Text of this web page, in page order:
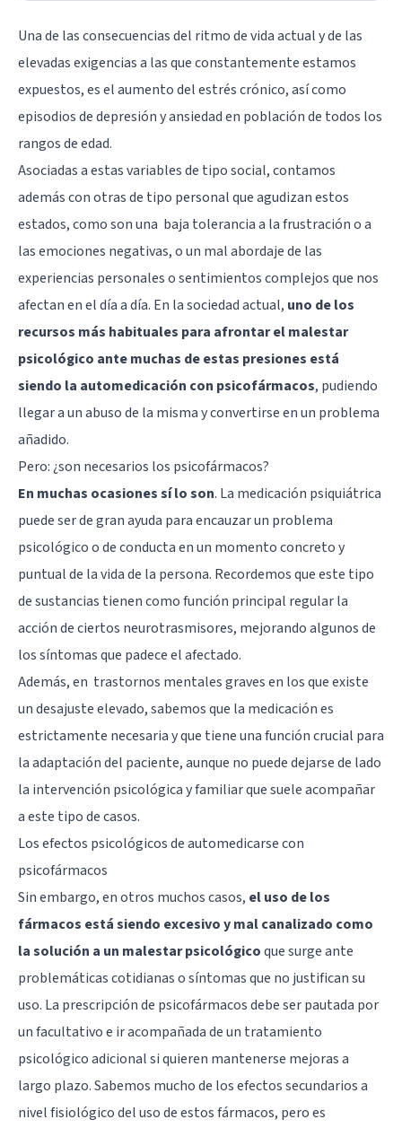
Una de las consecuencias del ritmo de vida actual y de las
elevadas exigencias a las que constantemente estamos
expuestos, es el aumento del estrés crónico, así como
episodios de depresiónyansiedaden población de todos los
rangos de edad.
Asociadas a estas variables de tipo social, contamos
además con otras de tipo personal que agudizan estos
estados, como son una baja tolerancia a la frustracióno a
las emociones negativas, o un mal abordaje de las
experiencias personales o sentimientos complejos que nos
afectan en el día a día. En la sociedad actual, uno de los
recursos más habituales para afrontar el malestar
psicológico ante muchas de estas presiones está
siendo la automedicación con psicofármacos, pudiendo
llegar a un abuso de la misma y convertirse en un problema
añadido.
Pero: ¿son necesarios los psicofármacos?
En muchas ocasiones sí lo son. La medicación psiquiátrica
puede ser de gran ayuda para encauzar un problema
psicológico o de conducta en un momento concreto y
puntual de la vida de la persona. Recordemos que este tipo
de sustancias tienen como función principal regular la
acción de ciertos neurotrasmisores, mejorando algunos de
los síntomas que padece el afectado.
Además, en trastornos mentalesgraves en los que existe
un desajuste elevado, sabemos que la medicación es
estrictamente necesaria y que tiene una función crucial para
la adaptación del paciente, aunque no puede dejarse de lado
la intervención psicológica y familiar que suele acompañar
a este tipo de casos.
Los efectos psicológicos de automedicarse con
psicofármacos
Sin embargo, en otros muchos casos, el uso de los
fármacos está siendo excesivo y mal canalizado como
la solución a un malestar psicológicoque surge ante
problemáticas cotidianas o síntomas que no justifican su
uso. La prescripción de psicofármacos debe ser pautada por
un facultativo e ir acompañada de un tratamiento
psicológico adicional si quieren mantenerse mejoras a
largo plazo. Sabemos mucho de los efectos secundarios a
nivel fisiológico del uso de estos fármacos, pero es